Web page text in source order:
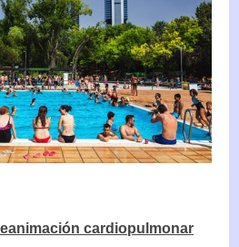
cardiopulmonar